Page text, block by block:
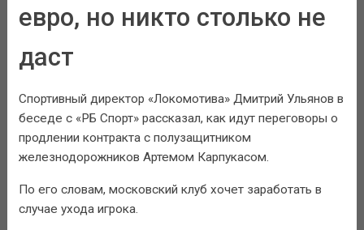
евро, но никто столько не
даст
Спортивный директор «Локомотива» Дмитрий Ульянов в
беседе с «РБ Спорт» рассказал, как идут переговоры о
продлении контракта с полузащитником
железнодорожников Артемом Карпукасом.
По его словам, московский клуб хочет заработать в
случае ухода игрока.